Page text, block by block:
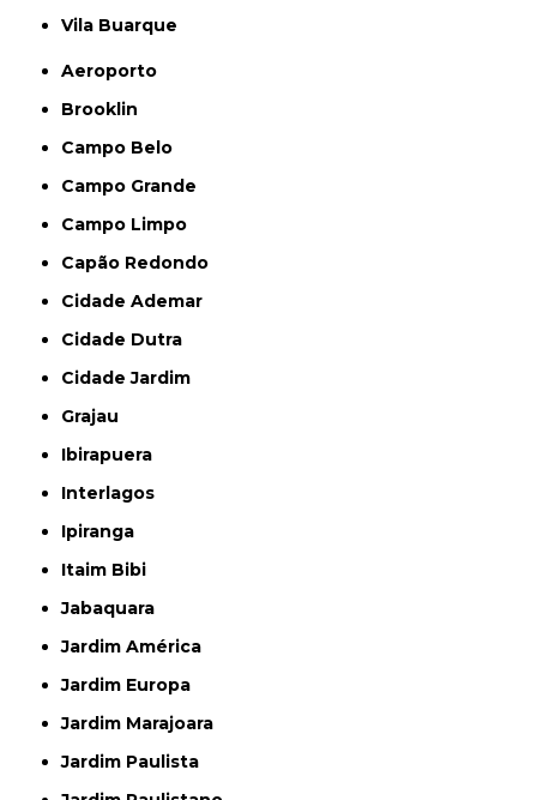
Vila Buarque
Aeroporto
Brooklin
Campo Belo
Campo Grande
Campo Limpo
Capão Redondo
Cidade Ademar
Cidade Dutra
Cidade Jardim
Grajau
Ibirapuera
Interlagos
Ipiranga
Itaim Bibi
Jabaquara
Jardim América
Jardim Europa
Jardim Marajoara
Jardim Paulista